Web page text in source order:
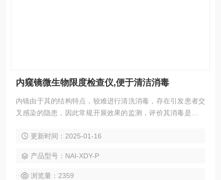
内窥镜微生物限度检查仪,便于清洁消毒
内镜由于其的结构特点，较难进行清洗消毒，存在引发患者交
叉感染的隐患，因此常规开展效果的监测，评价其消毒是否达
更新时间：2025-01-16
产品型号：NAI-XDY-P
浏览量：2359